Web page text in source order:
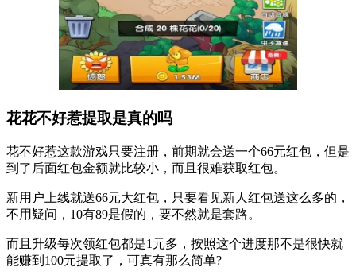
花花不好惹提取是真的吗
花不好惹这款游戏只要注册，前期就会送一个66元红包，但是
到了后面红包金额就比较小，而且很难获取红包。
新用户上线就送66元大红包，只要看见新人红包送这么多的，
不用疑问，10有89是假的，要不然就是套路。
而且升级每次领红包都是1元多，按照这个进度那不是很快就
能赚到100元提取了，可真有那么简单?